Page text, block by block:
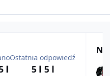
l
Ostatnia odpowiedź
5 l 5 l